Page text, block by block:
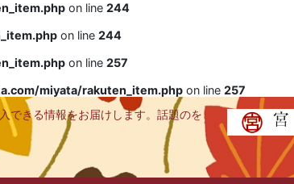
on line 244
on line 244
on line 257
miyata/rakuten_item.php on line 257
できる情報をお届けします。話題のを